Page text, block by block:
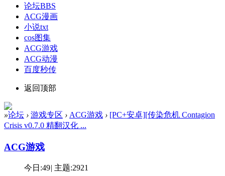
论坛BBS
ACG漫画
小说txt
cos图集
ACG游戏
ACG动漫
百度秒传
返回顶部
»论坛 › 游戏专区 › ACG游戏 › [PC+安卓][传染危机 Contagion
Crisis v0.7.0 精翻汉化 ...
ACG游戏
今日:49| 主题:2921